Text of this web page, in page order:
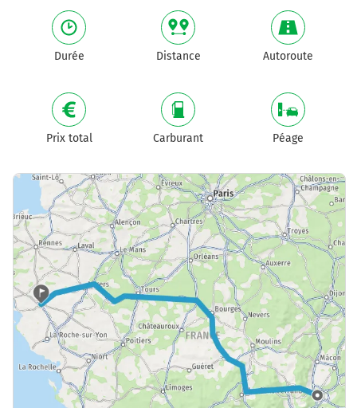
Durée Distance Autoroute
Prix total Carburant Péage